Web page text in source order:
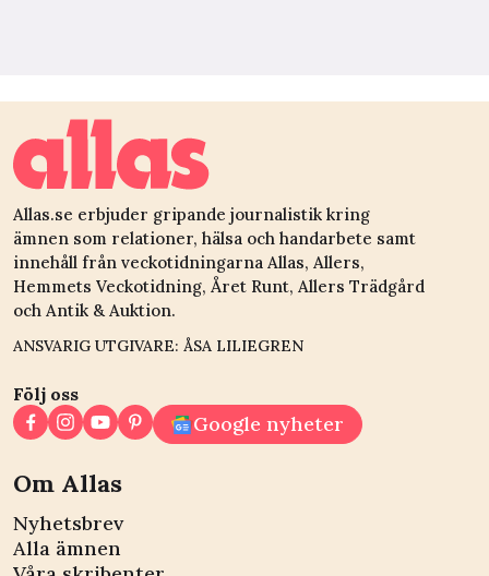
Allas.se erbjuder gripande journalistik kring
ämnen som relationer, hälsa och handarbete samt
innehåll från veckotidningarna Allas, Allers,
Hemmets Veckotidning, Året Runt, Allers Trädgård
och Antik & Auktion.
ANSVARIG UTGIVARE: ÅSA LILIEGREN
Följ oss
Google nyheter
Om Allas
Nyhetsbrev
Alla ämnen